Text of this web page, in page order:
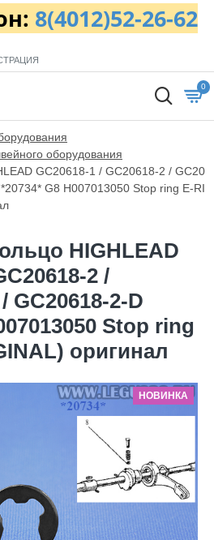
8(4012)52-26-62
0
оборудования
GC20618-1 / GC20618-2 / GC20
G8 H007013050 Stop ring E-RI
HIGHLEAD
2 /
GC20618-2-D
Stop ring
оригинал
НОВИНКА